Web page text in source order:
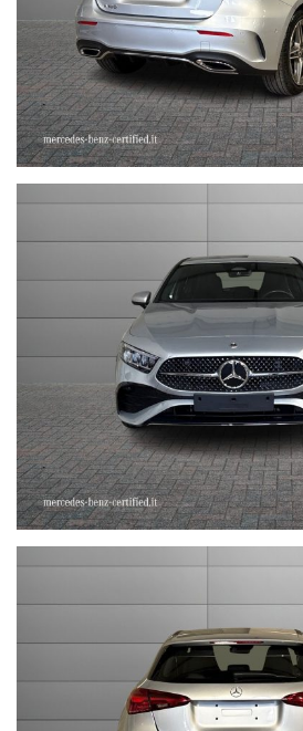
conformità relative ad
inquinamento, accessori, ecc.
Dette informazioni che non
impegno contrattuale in quanto non ci
eventuali errori di stampa.